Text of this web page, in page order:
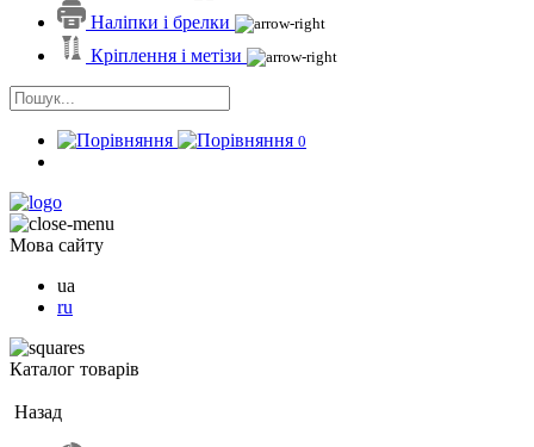
Наліпки і брелки
Кріплення і метізи
0
Мова сайту
ua
ru
Каталог товарів
Назад